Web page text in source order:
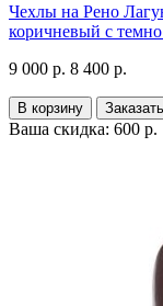
Чехлы на Рено
коричневый с
9 000 р. 8 400 р.
В корзину Заказать
Ваша скидка: 600 р.